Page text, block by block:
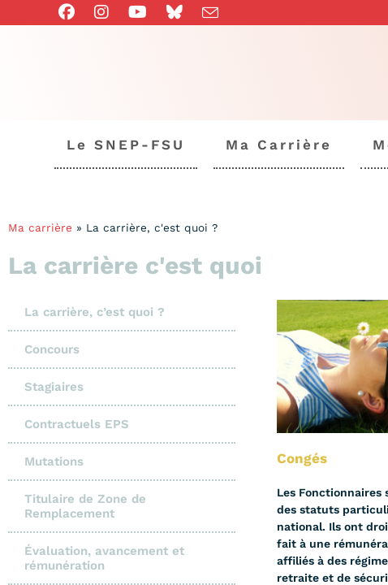
Le SNEP-FSU Ma Carrière
Ma carrière » La carrière, c'est quoi ?
La carrière c'est quoi
La carrière, c’est quoi ?
Concours
Stagiaires
Contractuels EPS
Mutations
Titulaire de Zone de
Remplacement
Évaluation, avancement et
rémunération
Congés
Les Fonctionnaires
des statuts
national. Ils ont
fait à une
affiliés à des
retraite et de